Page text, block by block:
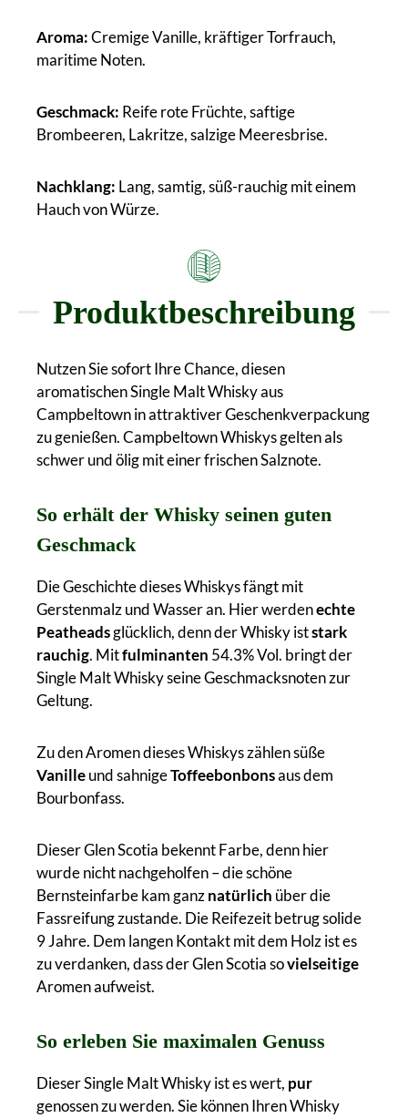
Aroma:Cremige Vanille, kräftiger Torfrauch,
maritime Noten.
Geschmack: Reife rote Früchte, saftige
Brombeeren, Lakritze, salzige Meeresbrise.
Nachklang: Lang, samtig, süß-rauchig mit einem
Hauch von Würze.
Produktbeschreibung
Nutzen Sie sofort Ihre Chance, diesen
aromatischen Single Malt Whisky aus
Campbeltown in attraktiver Geschenkverpackung
zu genießen. Campbeltown Whiskys gelten als
schwer und ölig mit einer frischen Salznote.
So erhält der Whisky seinen guten
Geschmack
Die Geschichte dieses Whiskys fängt mit
Gerstenmalz und Wasser an. Hier werdenechte
Peatheadsglücklich, denn der Whisky iststark
rauchig. Mitfulminanten 54.3% Vol. bringt der
Single Malt Whisky seine Geschmacksnoten zur
Geltung.
Zu den Aromen dieses Whiskys zählen süße
Vanilleund sahnigeToffeebonbonsaus dem
Bourbonfass.
Dieser Glen Scotia bekennt Farbe, denn hier
wurde nicht nachgeholfen – die schöne
Bernsteinfarbe kam ganznatürlich über die
Fassreifung zustande. Die Reifezeit betrug solide
9 Jahre. Dem langen Kontakt mit dem Holz ist es
zu verdanken, dass der Glen Scotia sovielseitige
Aromen aufweist.
So erleben Sie maximalen Genuss
Dieser Single Malt Whisky ist es wert, pur
genossen zu werden. Sie können Ihren Whisky